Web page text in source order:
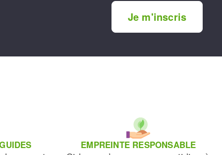
Je m'inscris
EMPREINTE RESPONSABLE